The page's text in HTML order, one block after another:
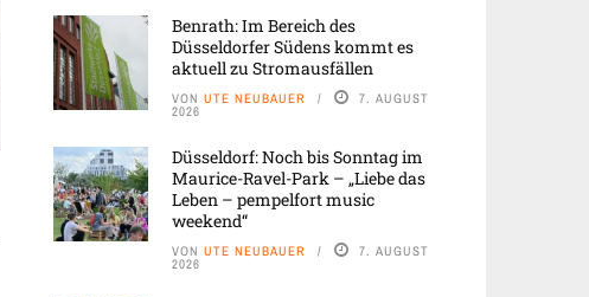
Benrath: Im Bereich des
Düsseldorfer Südens kommt es
aktuell zu Stromausfällen
VON UTE NEUBAUER 7. AUGUST
2026
Düsseldorf: Noch bis Sonntag im
Maurice-Ravel-Park – „Liebe das
Leben – pempelfort music
weekend“
VON UTE NEUBAUER 7. AUGUST
2026